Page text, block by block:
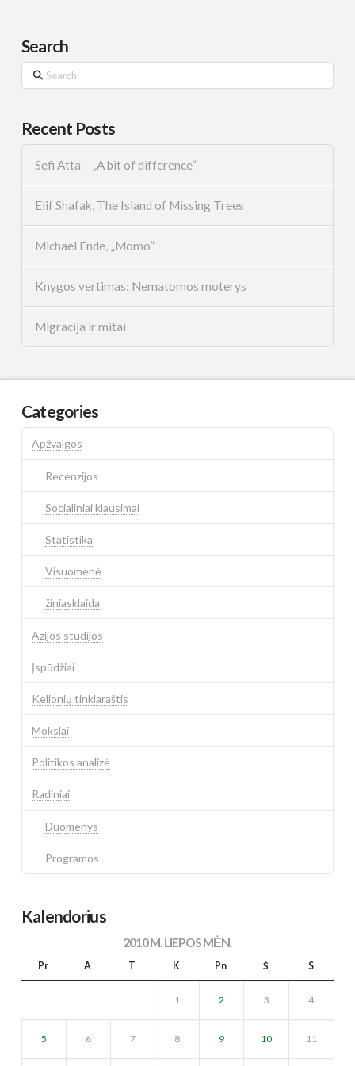
Search
Search
Recent Posts
Sefi Atta – „A bit of difference“
Elif Shafak, The Island of Missing Trees
Michael Ende, „Momo”
Knygos vertimas: Nematomos moterys
Migracija ir mitai
Categories
Apžvalgos
Recenzijos
Socialiniai klausimai
Statistika
Visuomenė
žiniasklaida
Azijos studijos
Įspūdžiai
Kelionių tinklaraštis
Mokslai
Politikos analizė
Radiniai
Duomenys
Programos
Kalendorius
2010 M. LIEPOS MĖN.
Pr A T K Pn Š S
1 2 3 4
5 6 7 8 9 10 11